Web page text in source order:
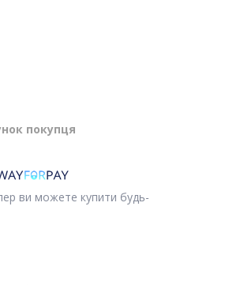
покупця
ви можете купити будь-